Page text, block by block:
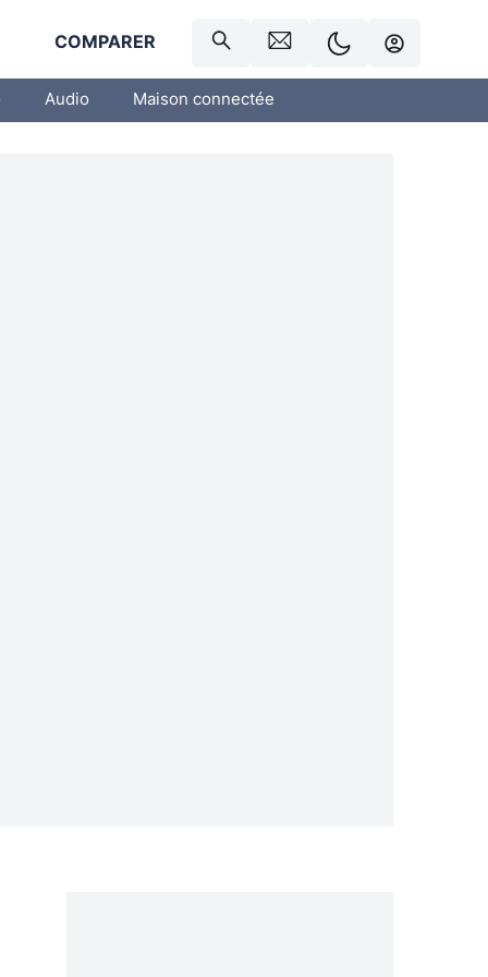
COMPARER
Audio Maison connectée